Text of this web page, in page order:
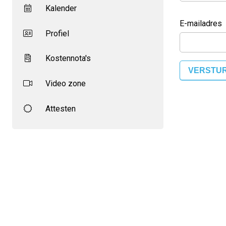
Kalender
Profiel
Kostennota's
Video zone
Attesten
E-mailadres